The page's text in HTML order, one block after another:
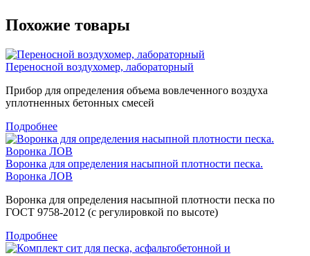
Похожие товары
Переносной воздухомер, лабораторный
Прибор для определения объема вовлеченного воздуха
уплотненных бетонных смесей
Подробнее
Воронка для определения насыпной плотности песка.
Воронка ЛОВ
Воронка для определения насыпной плотности песка по
ГОСТ 9758-2012 (с регулировкой по высоте)
Подробнее